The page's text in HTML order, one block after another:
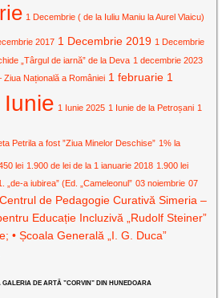
1 Decembrie ( de la Iuliu Maniu la Aurel Vlaicu)
2017 1 Decembrie 2019 1 Decembrie
„Târgul de iarnă” de la Deva 1 decembrie 2023
Ziua Națională a României 1 februarie 1
Iunie 1 Iunie 2025 1 Iunie de la Petroșani 1
Petrila a fost ”Ziua Minelor Deschise” 1% la
lei 1.900 de lei de la 1 ianuarie 2018 1.900 lei
„de-a iubirea” (Ed. „Cameleonul” 03 noiembrie 07
de Pedagogie Curativă Simeria –
Educație Incluzivă „Rudolf Steiner”
• Școala Generală „I. G. Duca”
DE ARTĂ ”CORVIN” DIN HUNEDOARA